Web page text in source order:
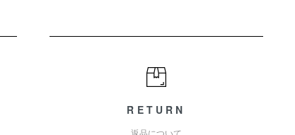
RETURN
返品について